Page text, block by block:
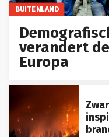
BUITENLAND
verandert
Europa